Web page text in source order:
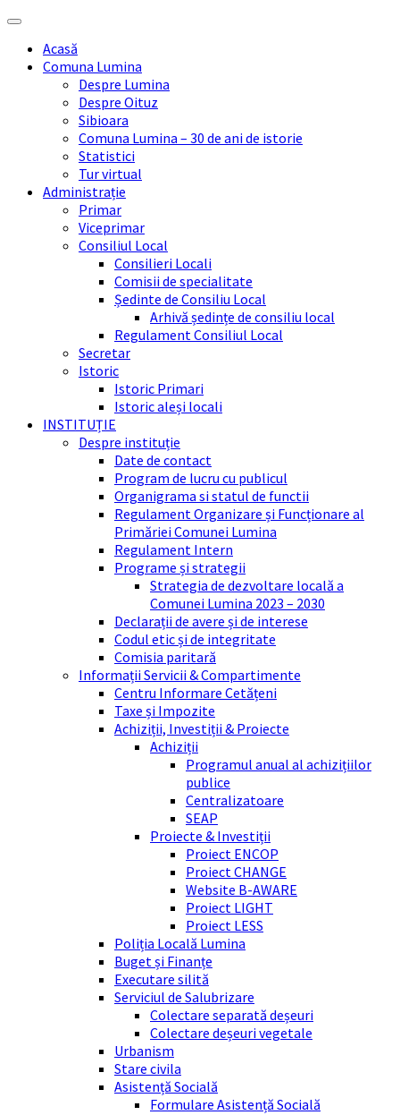
Skip
content
Skip
sidebar
Skip
right
sidebar
Skip
footerAcasă
Comuna Lumina
Despre Lumina
Despre Oituz
Sibioara
Comuna Lumina – 30 de ani de istorie
Statistici
Tur virtual
Administrație
Primar
Viceprimar
Consiliul Local
Consilieri Locali
Comisii de specialitate
Ședinte de Consiliu Local
Arhivă ședințe de consiliu local
Regulament Consiliul Local
Secretar
Istoric
Istoric Primari
Istoric aleși locali
INSTITUȚIE
Despre instituție
Date de contact
Program de lucru cu publicul
Organigrama si statul de functii
Regulament Organizare și Funcționare al
Primăriei Comunei Lumina
Regulament Intern
Programe și strategii
Strategia de dezvoltare locală a
Comunei Lumina 2023 – 2030
Declarații de avere și de interese
Codul etic și de integritate
Comisia paritară
Informații Servicii & Compartimente
Centru Informare Cetățeni
Taxe și Impozite
Achiziții, Investiții & Proiecte
Achiziții
Programul anual al achizițiilor
publice
Centralizatoare
SEAP
Proiecte & Investiții
Proiect ENCOP
Proiect CHANGE
Website B-AWARE
Proiect LIGHT
Proiect LESS
Poliția Locală Lumina
Buget și Finanțe
Executare silită
Serviciul de Salubrizare
Colectare separată deșeuri
Colectare deșeuri vegetale
Urbanism
Stare civila
Asistență Socială
Formulare Asistență Socială